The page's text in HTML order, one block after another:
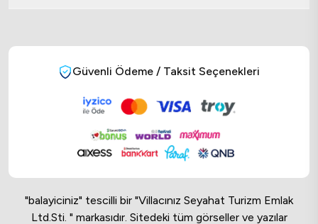
Güvenli Ödeme / Taksit Seçenekleri
"balayiciniz" tescilli bir "Villacınız Seyahat Turizm Emlak
Ltd.Sti. " markasıdır. Sitedeki tüm görseller ve yazılar